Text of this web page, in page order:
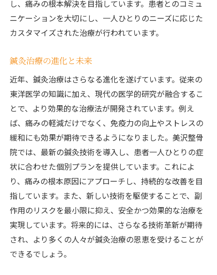
し、痛みの根本解決を目指しています。患者とのコミュ
ニケーションを大切にし、一人ひとりのニーズに応じた
カスタマイズされた治療が行われています。
鍼灸治療の進化と未来
近年、鍼灸治療はさらなる進化を遂げています。従来の
東洋医学の知識に加え、現代の医学的研究が融合するこ
とで、より効果的な治療法が開発されています。例え
ば、痛みの軽減だけでなく、免疫力の向上やストレスの
緩和にも効果が期待できるようになりました。美沢整骨
院では、最新の鍼灸技術を導入し、患者一人ひとりの症
状に合わせた個別プランを提供しています。これによ
り、痛みの根本原因にアプローチし、持続的な改善を目
指しています。また、新しい技術を駆使することで、副
作用のリスクを最小限に抑え、安全かつ効果的な治療を
実現しています。将来的には、さらなる技術革新が期待
され、より多くの人々が鍼灸治療の恩恵を受けることが
できるでしょう。